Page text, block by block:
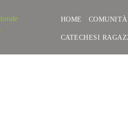
HOME
CATECHESI